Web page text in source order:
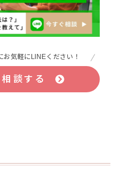
気軽にLINEください！
談する